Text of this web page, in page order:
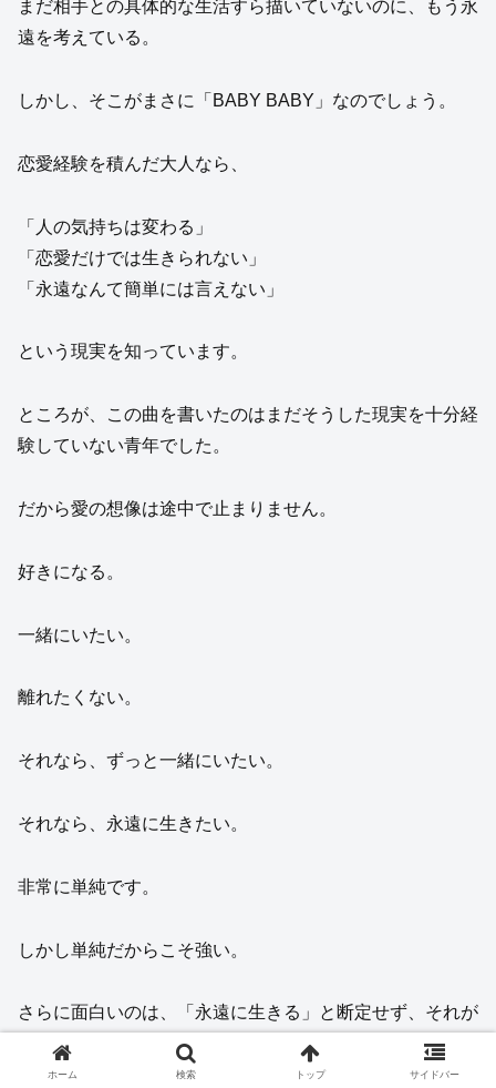
まだ相手との具体的な生活すら描いていないのに、もう永
遠を考えている。
しかし、そこがまさに「BABY BABY」なのでしょう。
恋愛経験を積んだ大人なら、
「人の気持ちは変わる」
「恋愛だけでは生きられない」
「永遠なんて簡単には言えない」
という現実を知っています。
ところが、この曲を書いたのはまだそうした現実を十分経
験していない青年でした。
だから愛の想像は途中で止まりません。
好きになる。
一緒にいたい。
離れたくない。
それなら、ずっと一緒にいたい。
それなら、永遠に生きたい。
非常に単純です。
しかし単純だからこそ強い。
さらに面白いのは、「永遠に生きる」と断定せず、それが
可能なのかを問いかける形になっていることです。
ホーム 検索 トップ サイドバー